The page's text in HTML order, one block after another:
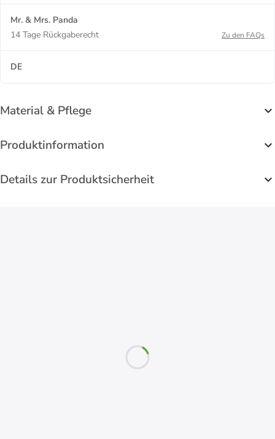
Mr. & Mrs. Panda
14 Tage Rückgaberecht
Zu den FAQs
DE
Material & Pflege
Produktinformation
Details zur Produktsicherheit